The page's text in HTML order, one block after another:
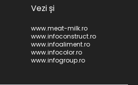
Vezi și
www.meat-milk.ro
www.infoconstruct.ro
www.infoaliment.ro
www.infocolor.ro
www.infogroup.ro